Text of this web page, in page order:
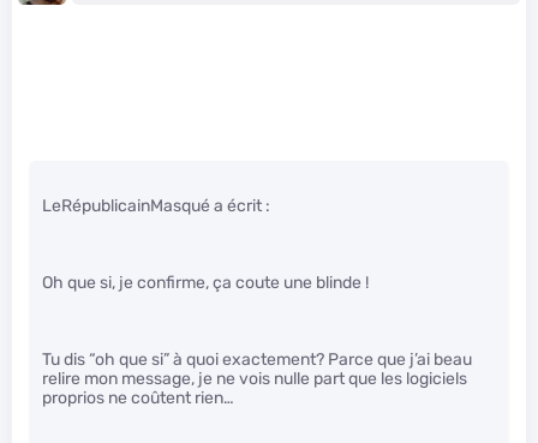
LeRépublicainMasqué a écrit :
Oh que si, je confirme, ça coute une blinde !
Tu dis “oh que si” à quoi exactement? Parce que j’ai beau
relire mon message, je ne vois nulle part que les logiciels
proprios ne coûtent rien…